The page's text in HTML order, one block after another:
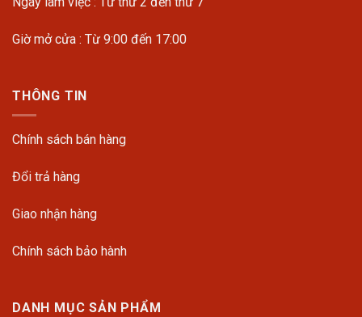
Giờ mở cửa : Từ 9:00 đến 17:00
THÔNG TIN
Chính sách bán hàng
Đổi trả hàng
Giao nhận hàng
Chính sách bảo hành
DANH MỤC SẢN PHẨM